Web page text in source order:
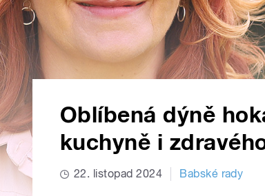
Oblíbená dýně
kuchyně i
22. listopad 2024 Babské rady